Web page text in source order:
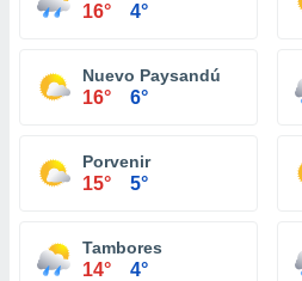
16° 4°
Nuevo Paysandú
16° 6°
Porvenir
15° 5°
Tambores
14° 4°